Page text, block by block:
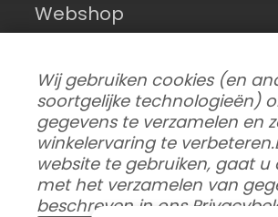
Webshop
Aanmelden en sociale
Wij gebruiken cookies (en
soortgelijke technologieën)
gegevens te verzamelen en
winkelervaring te verbeteren.
website te gebruiken, gaat u
met het verzamelen van
beschreven in ons